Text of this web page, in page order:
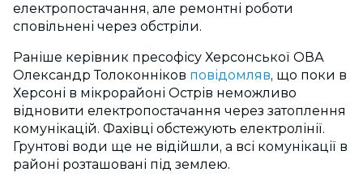
електропостачання, але ремонтні роботи
сповільнені через обстріли.
Раніше керівник пресофісу Херсонської ОВА
Олександр Толоконніков повідомляв, що поки в
Херсоні в мікрорайоні Острів неможливо
відновити електропостачання через затоплення
комунікацій. Фахівці обстежують електролінії.
Грунтові води ще не відійшли, а всі комунікації в
районі розташовані під землею.